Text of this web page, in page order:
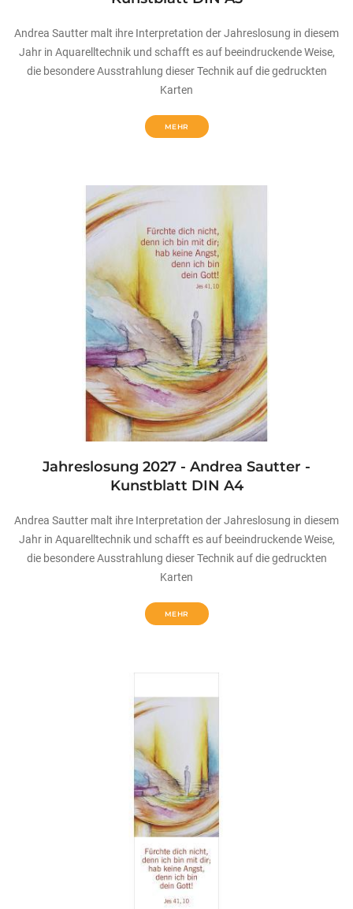
Andrea Sautter malt ihre Interpretation der Jahreslosung in diesem
Jahr in Aquarelltechnik und schafft es auf beeindruckende Weise,
die besondere Ausstrahlung dieser Technik auf die gedruckten
Karten
MEHR
Jahreslosung 2027 - Andrea Sautter -
Kunstblatt DIN A4
Andrea Sautter malt ihre Interpretation der Jahreslosung in diesem
Jahr in Aquarelltechnik und schafft es auf beeindruckende Weise,
die besondere Ausstrahlung dieser Technik auf die gedruckten
Karten
MEHR